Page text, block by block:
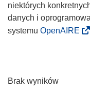
niektórych
danych i
systemu OpenAIRE
Brak wyników